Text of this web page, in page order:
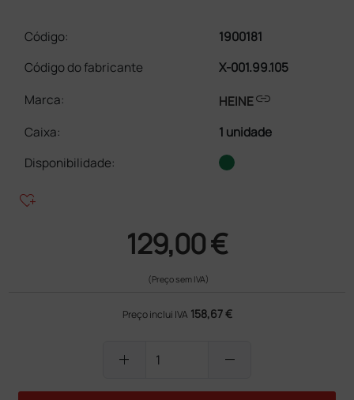
Código:
1900181
Código do fabricante
X-001.99.105
Marca:
HEINElink
Caixa:
1 unidade
Disponibilidade:
heart_plus
129,00 €
(Preço sem IVA)
Preço inclui IVA 158,67 €
add remove